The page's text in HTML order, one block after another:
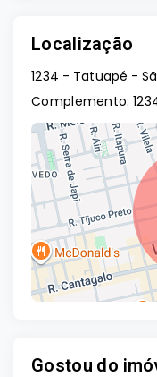
Localização
1234 - Tatuapé -
Complemento:
Gostou do